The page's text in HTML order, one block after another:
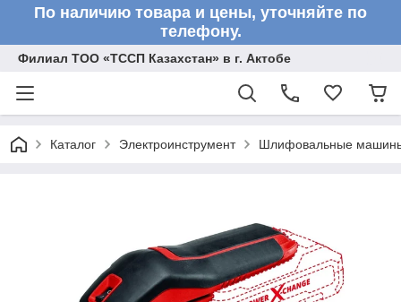
По наличию товара и цены, уточняйте по
телефону.
Филиал ТОО «ТССП Казахстан» в г. Актобе
Каталог Электроинструмент Шлифовальные